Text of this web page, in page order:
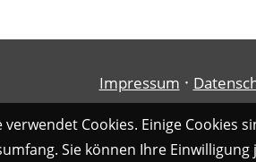
Impressum ·
verwendet Cookies. Einige
Sie können Ihre